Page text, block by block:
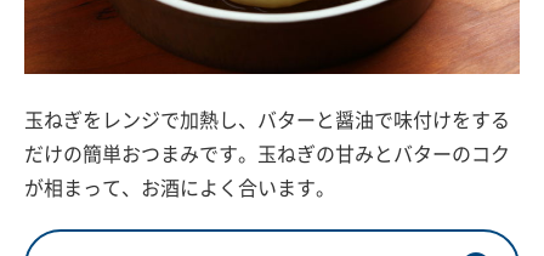
玉ねぎをレンジで加熱し、バターと醤油で味付けをする
だけの簡単おつまみです。玉ねぎの甘みとバターのコク
が相まって、お酒によく合います。